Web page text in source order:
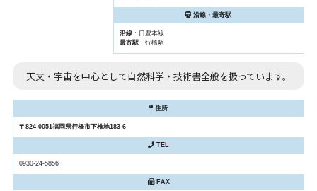
沿線・最寄駅
沿線：日豊本線
最寄駅：行橋駅
天文・宇宙を中心として自然科学・技術書全般を扱っています。
住所
〒824-0051福岡県行橋市下検地183-6
TEL
0930-24-5856
FAX